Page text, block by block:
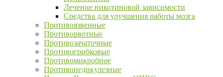
Лечение никотиновой зависимости
Средства для улучшения работы мозга
Противоязвенные
Противорвотные
Противозачаточные
Противогрибковые
Противомикробное
Противопедикулезные